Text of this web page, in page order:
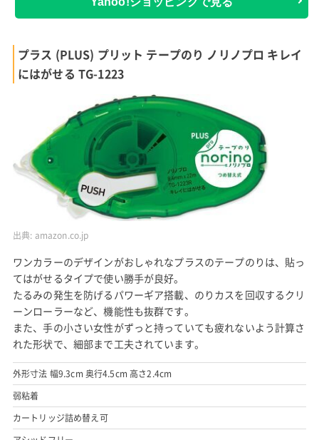
プラス (PLUS) プリット テープのり ノリノプロ キレイ
にはがせる TG-1223
出典: amazon.co.jp
ワンカラーのデザインがおしゃれなプラスのテープのりは、貼っ
てはがせるタイプで使い勝手が良好。
たるみの発生を防げるパワーギア搭載、のりカスを回収するクリ
ーンローラーなど、機能性も抜群です。
また、手の小さい女性がずっと持っていても疲れないよう計算さ
れた形状で、細部まで工夫されています。
外形寸法 幅9.3cm 奥行4.5cm 高さ2.4cm
弱粘着
カートリッジ詰め替え可